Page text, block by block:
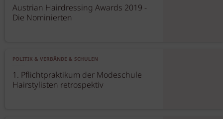
Austrian Hairdressing Awards 2019 -
Die Nominierten
POLITIK & VERBÄNDE & SCHULEN
1. Pflichtpraktikum der Modeschule
Hairstylisten retrospektiv